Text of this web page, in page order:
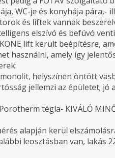
WC-je és konyhája pára,-
és liftek vannak
elszívó és befúvó
lift került beépítésre,
használni, amely így
helyszínen öntött
jellemzi az épületet;
tégla- KIVÁLÓ
alapján kerül
leosztásban van, lakás